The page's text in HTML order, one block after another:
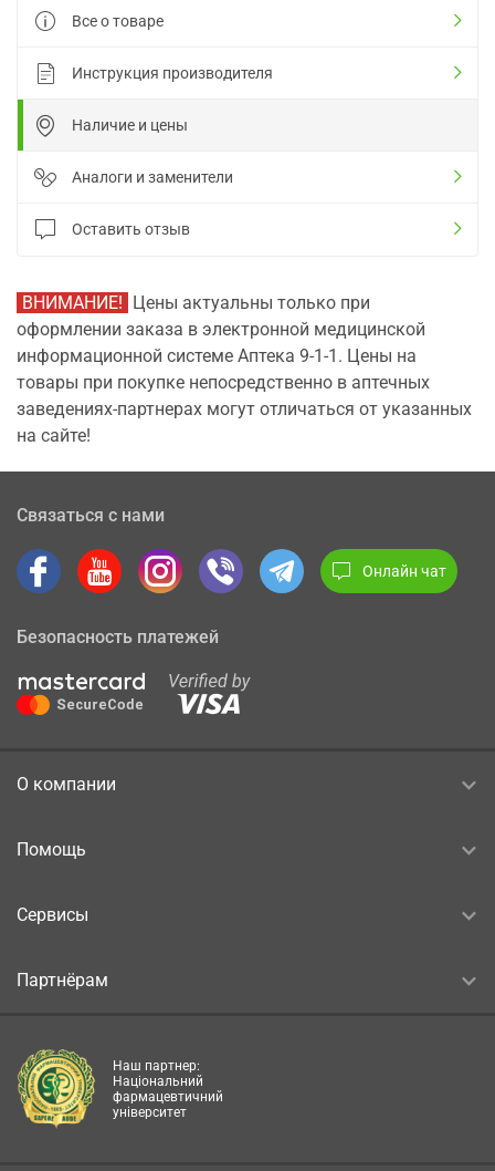
Все о товаре
Инструкция производителя
Наличие и цены
Аналоги и заменители
Оставить отзыв
ВНИМАНИЕ! Цены актуальны только при
оформлении заказа в электронной медицинской
информационной системе Аптека 9-1-1. Цены на
товары при покупке непосредственно в аптечных
заведениях-партнерах могут отличаться от указанных
на сайте!
Связаться с нами
Онлайн чат
Безопасность платежей
О компании
Помощь
Сервисы
Партнёрам
Наш партнер:
Національний
фармацевтичний
університет